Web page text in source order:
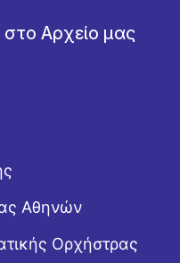
Αρχείο μας
Αθηνών
Ορχήστρας